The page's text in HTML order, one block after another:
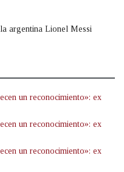
argentina Lionel Messi
un reconocimiento»: ex
un reconocimiento»: ex
un reconocimiento»: ex